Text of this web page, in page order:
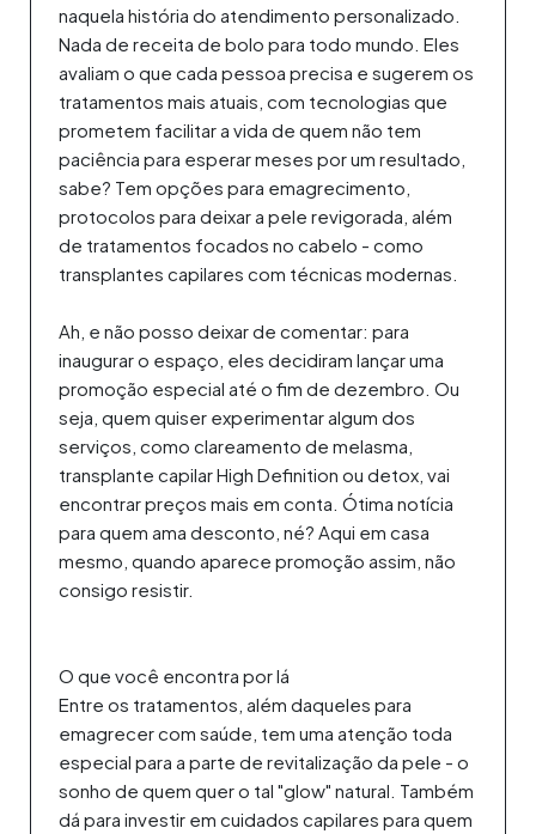
naquela história do atendimento personalizado.
Nada de receita de bolo para todo mundo. Eles
avaliam o que cada pessoa precisa e sugerem os
tratamentos mais atuais, com tecnologias que
prometem facilitar a vida de quem não tem
paciência para esperar meses por um resultado,
sabe? Tem opções para emagrecimento,
protocolos para deixar a pele revigorada, além
de tratamentos focados no cabelo - como
transplantes capilares com técnicas modernas.
Ah, e não posso deixar de comentar: para
inaugurar o espaço, eles decidiram lançar uma
promoção especial até o fim de dezembro. Ou
seja, quem quiser experimentar algum dos
serviços, como clareamento de melasma,
transplante capilar High Definition ou detox, vai
encontrar preços mais em conta. Ótima notícia
para quem ama desconto, né? Aqui em casa
mesmo, quando aparece promoção assim, não
consigo resistir.
O que você encontra por lá
Entre os tratamentos, além daqueles para
emagrecer com saúde, tem uma atenção toda
especial para a parte de revitalização da pele - o
sonho de quem quer o tal "glow" natural. Também
dá para investir em cuidados capilares para quem